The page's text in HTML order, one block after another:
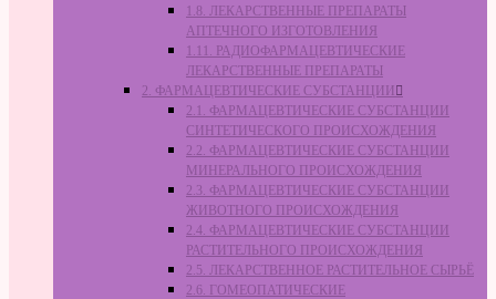
1.8. ЛЕКАРСТВЕННЫЕ ПРЕПАРАТЫ
АПТЕЧНОГО ИЗГОТОВЛЕНИЯ
1.11. РАДИОФАРМАЦЕВТИЧЕСКИЕ
ЛЕКАРСТВЕННЫЕ ПРЕПАРАТЫ
2. ФАРМАЦЕВТИЧЕСКИЕ СУБСТАНЦИИ
2.1. ФАРМАЦЕВТИЧЕСКИЕ СУБСТАНЦИИ
СИНТЕТИЧЕСКОГО ПРОИСХОЖДЕНИЯ
2.2. ФАРМАЦЕВТИЧЕСКИЕ СУБСТАНЦИИ
МИНЕРАЛЬНОГО ПРОИСХОЖДЕНИЯ
2.3. ФАРМАЦЕВТИЧЕСКИЕ СУБСТАНЦИИ
ЖИВОТНОГО ПРОИСХОЖДЕНИЯ
2.4. ФАРМАЦЕВТИЧЕСКИЕ СУБСТАНЦИИ
РАСТИТЕЛЬНОГО ПРОИСХОЖДЕНИЯ
2.5. ЛЕКАРСТВЕННОЕ РАСТИТЕЛЬНОЕ СЫРЬЁ
2.6. ГОМЕОПАТИЧЕСКИЕ